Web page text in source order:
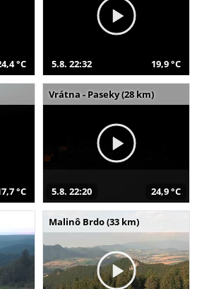
°C 5.8. 22:32 19,9 °C
°C
Vrátna - Paseky (28 km)
5.8. 22:20 24,9 °C
Malinô Brdo (33 km)